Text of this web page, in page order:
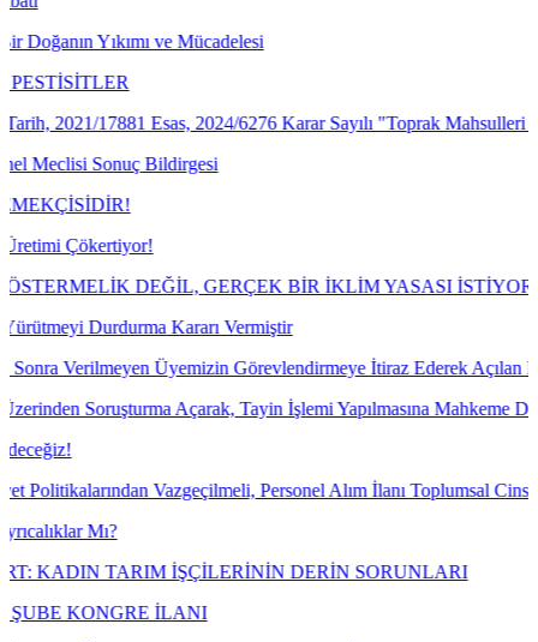
ve Mücadelesi
Esas, 2024/6276 Karar Sayılı "Toprak Mahsulleri Ofisi
Bildirgesi
DEĞİL, GERÇEK BİR İKLİM YASASI İSTİYORUZ!
Kararı Vermiştir
Üyemizin Görevlendirmeye İtiraz Ederek Açılan Dava
Açarak, Tayin İşlemi Yapılmasına Mahkeme Dava
Vazgeçilmeli, Personel Alım İlanı Toplumsal Cinsiyet Eşitliği
İŞÇİLERİNİN DERİN SORUNLARI
İLANI